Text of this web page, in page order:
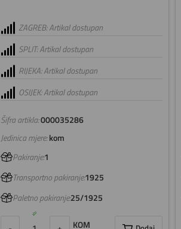
Šifra artikla:000035286
ZAGREB: Artikal dostupan
SPLIT: Artikal dostupan
RIJEKA: Artikal dostupan
OSIJEK: Artikal dostupan
Jedinica mjere:kom
Pakiranje:1
Transportno pakiranje:1925
Paletno pakiranje:25/1925
KOM